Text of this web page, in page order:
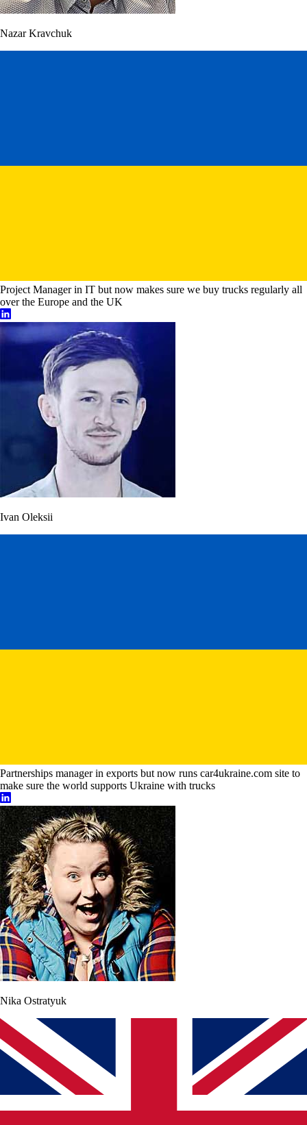
Nazar Kravchuk
Project Manager in IT but now makes sure we buy trucks regularly all
over the Europe and the UK
Ivan Oleksii
Partnerships manager in exports but now runs car4ukraine.com site to
make sure the world supports Ukraine with trucks
Nika Ostratyuk